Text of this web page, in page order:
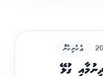
އެހެނިހެން
ގުޅޭ